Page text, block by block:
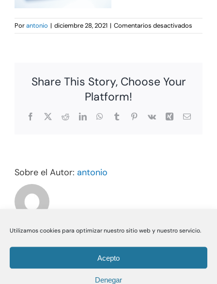
Utilizamos cookies para optimizar nuestro sitio web y nuestro servicio.
Acepto
Denegar
Porantonio | diciembre 28, 2021 | Comentarios desactivados
Share This Story, Choose Your
Platform!
Facebook
X RedditLinkedInWhatsApp
TumblrPinterest
Vk Xing Correo
Sobre el Autor: antonio